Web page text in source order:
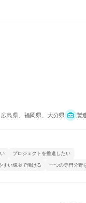
島県、福岡県、大分県
製
プロジェクトを推進したい
すい環境で働ける 一つの専門分野